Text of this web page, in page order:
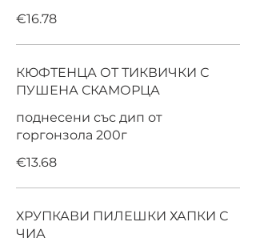
€16.78
КЮФТЕНЦА ОТ ТИКВИЧКИ С
ПУШЕНА СКАМОРЦА
поднесени със дип от
горгонзола 200г
€13.68
ХРУПКАВИ ПИЛЕШКИ ХАПКИ С
ЧИА